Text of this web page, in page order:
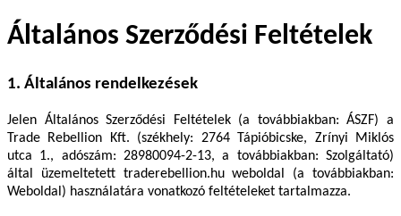
Általános Szerződési Feltételek
1. Általános rendelkezések
Jelen Általános Szerződési Feltételek (a továbbiakban: ÁSZF) a
Trade Rebellion Kft. (székhely: 2764 Tápióbicske, Zrínyi Miklós
utca 1., adószám: 28980094-2-13, a továbbiakban: Szolgáltató)
által üzemeltetett traderebellion.hu weboldal (a továbbiakban:
Weboldal) használatára vonatkozó feltételeket tartalmazza.